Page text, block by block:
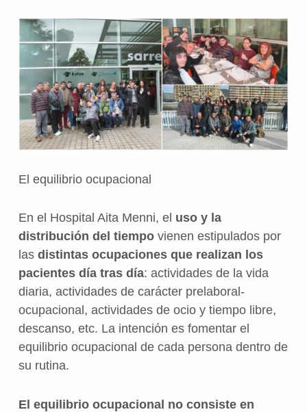
El equilibrio ocupacional
En el Hospital Aita Menni, el uso y la
distribución del tiempo vienen estipulados por
las distintas ocupaciones que realizan los
pacientes día tras día: actividades de la vida
diaria, actividades de carácter prelaboral-
ocupacional, actividades de ocio y tiempo libre,
descanso, etc. La intención es fomentar el
equilibrio ocupacional de cada persona dentro de
su rutina.
El equilibrio ocupacional no consiste en